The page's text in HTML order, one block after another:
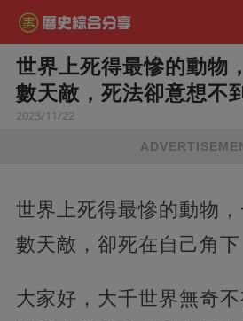
世界上死得最慘的動物
數天敵，死法卻意想不
2023/11/22
世界上死得最慘的動物
數天敵，卻死在自己角下
大家好，大千世界無奇